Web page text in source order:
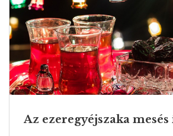
Az ezeregyéjszaka